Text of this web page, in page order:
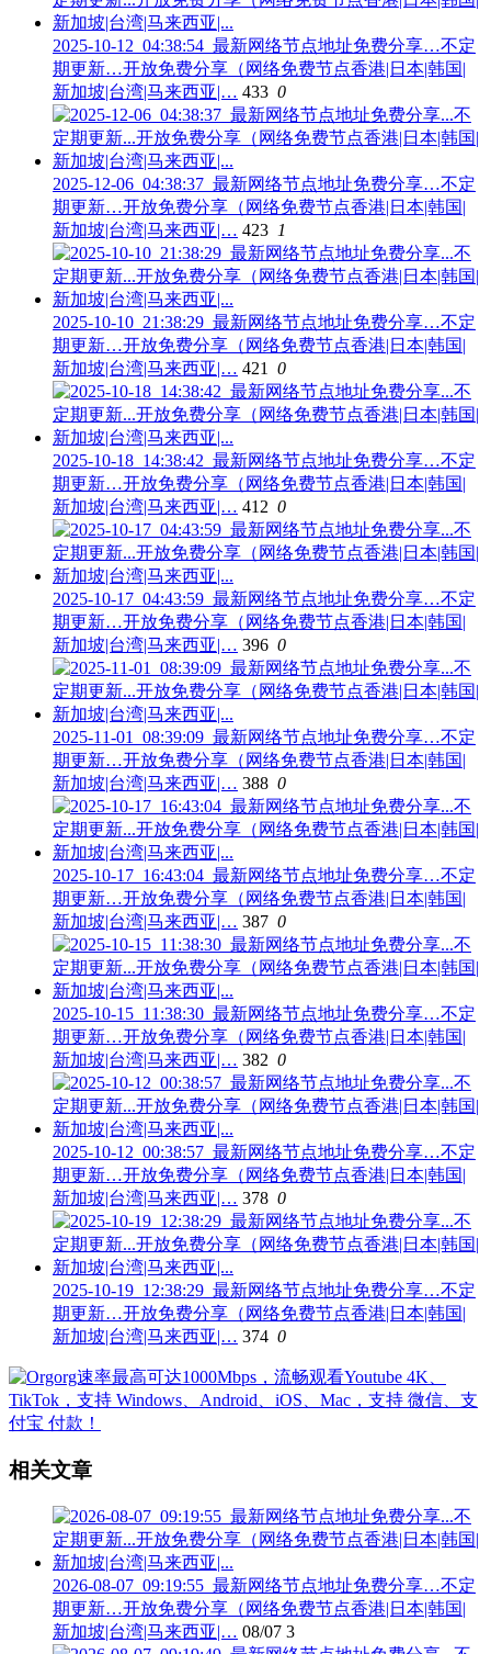
2025-10-12_04:38:54_最新网络节点地址免费分享…不定
期更新…开放免费分享（网络免费节点香港|日本|韩国|
新加坡|台湾|马来西亚|… 433 0
2025-12-06_04:38:37_最新网络节点地址免费分享…不定
期更新…开放免费分享（网络免费节点香港|日本|韩国|
新加坡|台湾|马来西亚|… 423 1
2025-10-10_21:38:29_最新网络节点地址免费分享…不定
期更新…开放免费分享（网络免费节点香港|日本|韩国|
新加坡|台湾|马来西亚|… 421 0
2025-10-18_14:38:42_最新网络节点地址免费分享…不定
期更新…开放免费分享（网络免费节点香港|日本|韩国|
新加坡|台湾|马来西亚|… 412 0
2025-10-17_04:43:59_最新网络节点地址免费分享…不定
期更新…开放免费分享（网络免费节点香港|日本|韩国|
新加坡|台湾|马来西亚|… 396 0
2025-11-01_08:39:09_最新网络节点地址免费分享…不定
期更新…开放免费分享（网络免费节点香港|日本|韩国|
新加坡|台湾|马来西亚|… 388 0
2025-10-17_16:43:04_最新网络节点地址免费分享…不定
期更新…开放免费分享（网络免费节点香港|日本|韩国|
新加坡|台湾|马来西亚|… 387 0
2025-10-15_11:38:30_最新网络节点地址免费分享…不定
期更新…开放免费分享（网络免费节点香港|日本|韩国|
新加坡|台湾|马来西亚|… 382 0
2025-10-12_00:38:57_最新网络节点地址免费分享…不定
期更新…开放免费分享（网络免费节点香港|日本|韩国|
新加坡|台湾|马来西亚|… 378 0
2025-10-19_12:38:29_最新网络节点地址免费分享…不定
期更新…开放免费分享（网络免费节点香港|日本|韩国|
新加坡|台湾|马来西亚|… 374 0
相关文章
2026-08-07_09:19:55_最新网络节点地址免费分享…不定
期更新…开放免费分享（网络免费节点香港|日本|韩国|
新加坡|台湾|马来西亚|… 08/07 3